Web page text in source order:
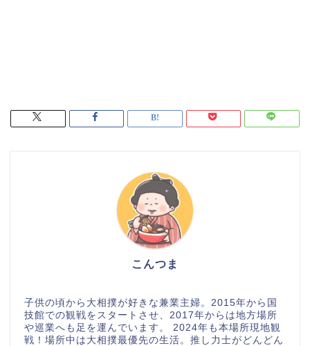
こんつま
子供の頃から大相撲が好きな兼業主婦。2015年から国
技館での観戦をスタートさせ、2017年からは地方場所
や巡業へも足を運んでいます。 2024年も本場所現地観
戦！場所中は大相撲最優先の生活。推し力士がどんどん